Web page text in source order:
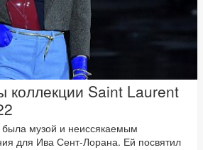
коллекции Saint Laurent
музой и неиссякаемым
для Ива Сент-Лорана. Ей посвятил